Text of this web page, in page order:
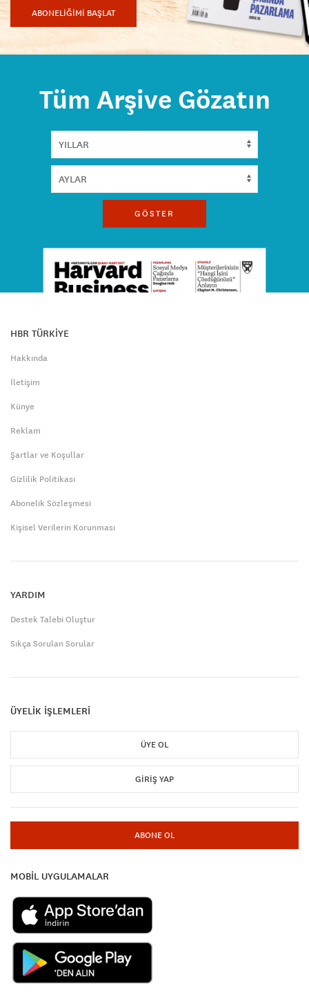
ABONELİĞİMİ BAŞLAT
Tüm Arşive Gözatın
GÖSTER
HBR TÜRKİYE
Hakkında
İletişim
Künye
Reklam
Şartlar ve Koşullar
Gizlilik Politikası
Abonelik Sözleşmesi
Kişisel Verilerin Korunması
YARDIM
Destek Talebi Oluştur
Sıkça Sorulan Sorular
ÜYELİK İŞLEMLERİ
ÜYE OL
GIRIŞ YAP
ABONE OL
MOBİL UYGULAMALAR